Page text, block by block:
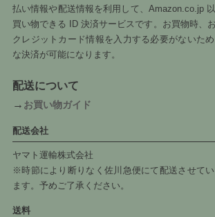
払い情報や配送情報を利用して、Amazon.co.jp
買い物できる ID 決済サービスです。お買物時、
クレジットカード情報を入力する必要がないた
な決済が可能になります。
配送について
→ お買い物ガイド
配送会社
ヤマト運輸株式会社
※時節により断りなく佐川急便にて配送させて
ます。予めご了承ください。
送料